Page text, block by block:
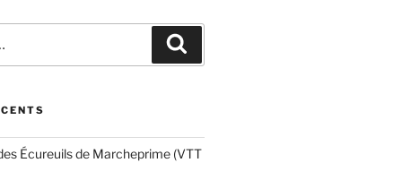
Écureuils de Marcheprime (VTT